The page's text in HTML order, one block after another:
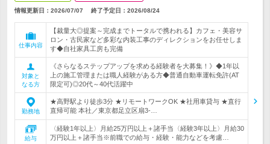
情報更新日：2026/07/07 終了予定日： 2026/08/24
仕事内容
【裁量大◎提案～完成までトータルで携われる】カフェ・美容サ
ロン・古民家など多彩な内装工事のディレクションをお任せしま
す◆自社家具工房も完備
対象と
なる方
《さらなるステップアップを求める経験者を大募集！》◆1年以
上の施工管理または職人経験がある方◆普通自動車運転免許(AT
限定可)◎20代～40代活躍中
勤務地
★高野駅より徒歩3分 ★リモートワークOK ★社用車貸与 ★直行
直帰可能 本社／東京都足立区扇3-…
給与
〈経験1年以上〉月給25万円以上＋諸手当〈経験3年以上〉月給30
万円以上＋諸手当※前職での給与・経験・能力などを考慮…